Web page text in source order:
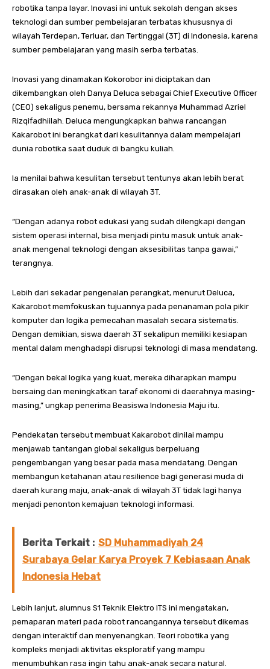
robotika tanpa layar. Inovasi ini untuk sekolah dengan akses
teknologi dan sumber pembelajaran terbatas khususnya di
wilayah Terdepan, Terluar, dan Tertinggal (3T) di Indonesia, karena
sumber pembelajaran yang masih serba terbatas.
Inovasi yang dinamakan Kokorobor ini diciptakan dan
dikembangkan oleh Danya Deluca sebagai Chief Executive Officer
(CEO) sekaligus penemu, bersama rekannya Muhammad Azriel
Rizqifadhiilah. Deluca mengungkapkan bahwa rancangan
Kakarobot ini berangkat dari kesulitannya dalam mempelajari
dunia robotika saat duduk di bangku kuliah.
Ia menilai bahwa kesulitan tersebut tentunya akan lebih berat
dirasakan oleh anak-anak di wilayah 3T.
“Dengan adanya robot edukasi yang sudah dilengkapi dengan
sistem operasi internal, bisa menjadi pintu masuk untuk anak-
anak mengenal teknologi dengan aksesibilitas tanpa gawai,”
terangnya.
Lebih dari sekadar pengenalan perangkat, menurut Deluca,
Kakarobot memfokuskan tujuannya pada penanaman pola pikir
komputer dan logika pemecahan masalah secara sistematis.
Dengan demikian, siswa daerah 3T sekalipun memiliki kesiapan
mental dalam menghadapi disrupsi teknologi di masa mendatang.
“Dengan bekal logika yang kuat, mereka diharapkan mampu
bersaing dan meningkatkan taraf ekonomi di daerahnya masing-
masing,” ungkap penerima Beasiswa Indonesia Maju itu.
Pendekatan tersebut membuat Kakarobot dinilai mampu
menjawab tantangan global sekaligus berpeluang
pengembangan yang besar pada masa mendatang. Dengan
membangun ketahanan atau resilience bagi generasi muda di
daerah kurang maju, anak-anak di wilayah 3T tidak lagi hanya
menjadi penonton kemajuan teknologi informasi.
Berita Terkait : SD Muhammadiyah 24
Surabaya Gelar Karya Proyek 7 Kebiasaan Anak
Indonesia Hebat
Lebih lanjut, alumnus S1 Teknik Elektro ITS ini mengatakan,
pemaparan materi pada robot rancangannya tersebut dikemas
dengan interaktif dan menyenangkan. Teori robotika yang
kompleks menjadi aktivitas eksploratif yang mampu
menumbuhkan rasa ingin tahu anak-anak secara natural.